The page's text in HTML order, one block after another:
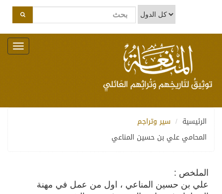
Toggle
navigation
الرئيسية
سير وتراجم
المحامي علي بن حسين المناعي
الملخص :
علي بن حسين المناعي ، اول من عمل في مهنة